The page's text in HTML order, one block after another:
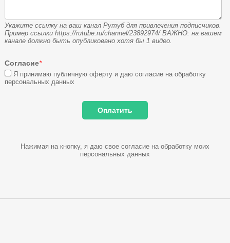
Укажите ссылку на ваш канал Рутуб для привлечения подписчиков.
Пример ссылки https://rutube.ru/channel/23892974/ ВАЖНО: на вашем
канале должно быть опубликовано хотя бы 1 видео.
Согласие*
Я принимаю публичную оферту и даю согласие на обработку
персональных данных
Нажимая на кнопку, я даю свое согласие на обработку моих
персональных данных